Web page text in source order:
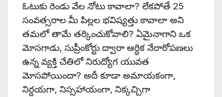
ఓటుకు రెండు వేల నోటు కావాలా? లేకపోతే 25
సంవత్సరాల మీ పిల్లల భవిష్యత్తు కావాలా అని
తమలో తామే తర్కించుకోవాలి? ఏమైనాగాని ఒక
మోసగాడు, సుప్రీంకోర్టు ద్వారా ఆర్ధిక నేరారోపణలు
ఉన్న వ్యక్తి చేతిలో నిరుద్యోగ యువత
మోసపోయిందా? అదీ కూడా అమాయకంగా,
నిర్దయగా, నిస్సహాయంగా, నిక్కచ్చిగా